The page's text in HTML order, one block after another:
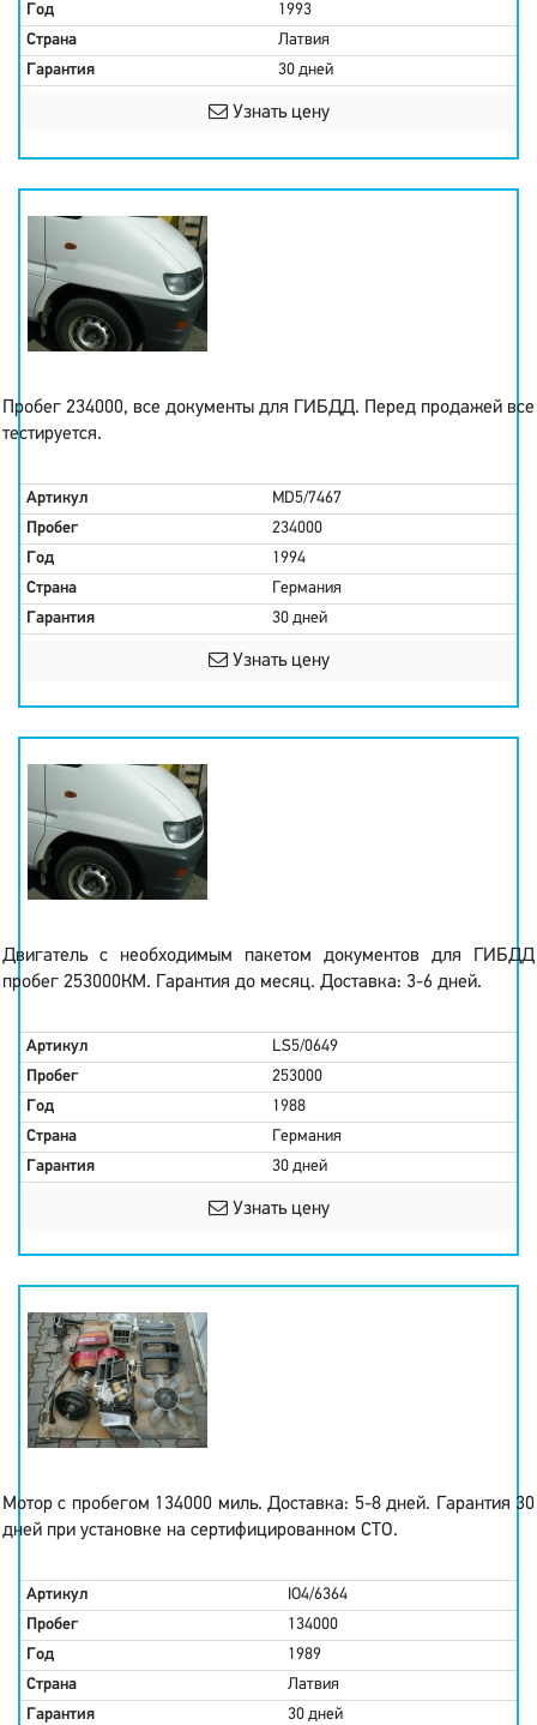
Год
1993
Страна
Латвия
Гарантия
30 дней
Узнать цену
Пробег 234000, все документы для ГИБДД. Перед продажей все
тестируется.
Артикул
MD5/7467
Пробег
234000
Год
1994
Страна
Германия
Гарантия
30 дней
Узнать цену
Двигатель с необходимым пакетом документов для ГИБДД
пробег 253000КМ. Гарантия до месяц. Доставка: 3-6 дней.
Артикул
LS5/0649
Пробег
253000
Год
1988
Страна
Германия
Гарантия
30 дней
Узнать цену
Мотор с пробегом 134000 миль. Доставка: 5-8 дней. Гарантия 30
дней при установке на сертифицированном СТО.
Артикул
IO4/6364
Пробег
134000
Год
1989
Страна
Латвия
Гарантия
30 дней